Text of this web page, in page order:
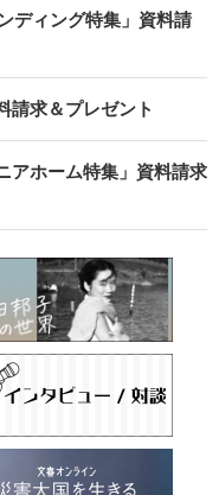
ディング特集」資料請
請求＆プレゼント
アホーム特集」資料請求